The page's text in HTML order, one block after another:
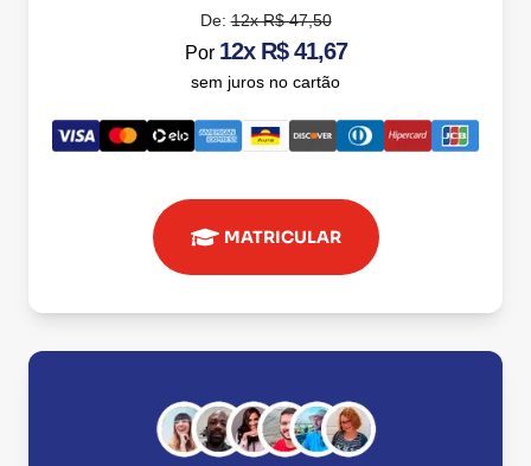
De:12x R$ 47,50
Por 12x R$ 41,67
sem juros no cartão
MATRICULAR